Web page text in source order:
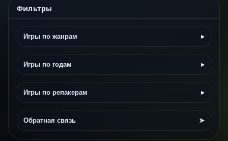
Фильтры
Игры по жанрам ▸
Игры по годам ▸
Игры по репакерам ▸
Обратная связь ➤